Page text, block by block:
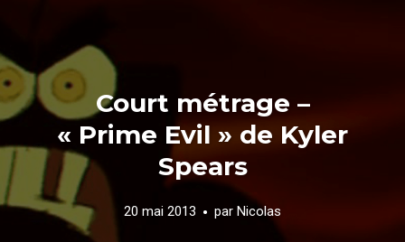
Court métrage –
« Prime Evil » de Kyler
Spears
20 mai 2013 par Nicolas